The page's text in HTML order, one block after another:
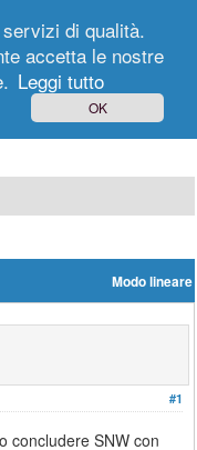
Modo lineare
#1
concludere SNW con
di qualità.
accetta le nostre
Leggi tutto
OK